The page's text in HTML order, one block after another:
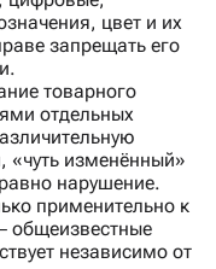
цвет и их
запрещать его
товарного
отдельных
изменённый»
нарушение.
применительно к
общеизвестные
независимо от